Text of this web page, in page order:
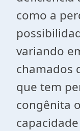
como a
variando
chamados
que tem
congênita